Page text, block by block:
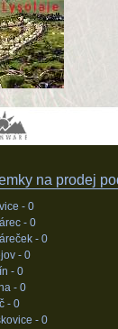
na prodej
- 0
- 0
- 0
- 0
- 0
- 0
- 0
- 0